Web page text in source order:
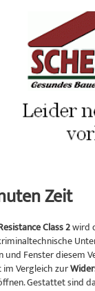
Zeit
Class 2wird
Fenster diesem
Vergleich zur
Gestattet sind